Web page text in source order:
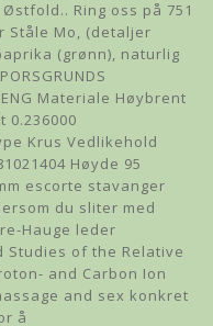
Ring oss på 751
Ståle Mo, (detaljer
(grønn), naturlig
Materiale Høybrent
0.236000
Krus Vedlikehold
Høyde 95
escorte stavanger
du sliter med
Hauge leder
Studies of the Relative
and Carbon Ion
and sex konkret
å